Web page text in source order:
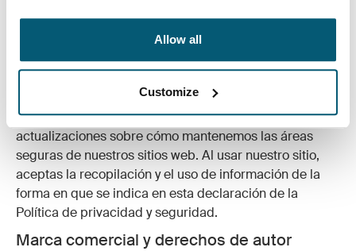
Allow all
Customize
¿Cómo actualiza Case Logic su Política de
privacidad y seguridad?
Todos los cambios a la Política de privacidad y
estés siempre al tanto de la información que
recopilamos y cómo la usamos, y de las últimas
actualizaciones sobre cómo mantenemos las áreas
seguras de nuestros sitios web. Al usar nuestro sitio,
aceptas la recopilación y el uso de información de la
forma en que se indica en esta declaración de la
Política de privacidad y seguridad.
Marca comercial y derechos de autor